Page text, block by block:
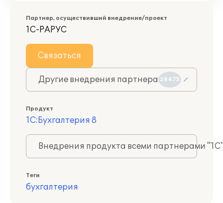
Партнер, осуществивший внедрение/проект
1С-РАРУС
Связаться
Другие внедрения партнера 28475
Продукт
1С:Бухгалтерия 8
Внедрения продукта всеми партнерами
Теги
бухгалтерия